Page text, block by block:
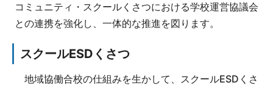
コミュニティ・スクールくさつにおける学校運営協議会
との連携を強化し、一体的な推進を図ります。
スクールESDくさつ
地域協働合校の仕組みを生かして、スクールESDくさ